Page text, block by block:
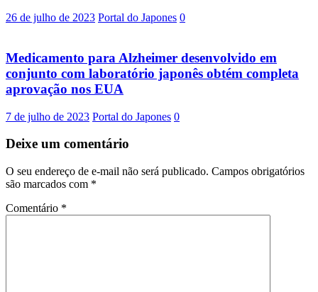
26 de julho de 2023 Portal do Japones 0
Medicamento para Alzheimer desenvolvido em
conjunto com laboratório japonês obtém completa
aprovação nos EUA
7 de julho de 2023 Portal do Japones 0
Deixe um comentário
O seu endereço de e-mail não será publicado. Campos obrigatórios
são marcados com *
Comentário *